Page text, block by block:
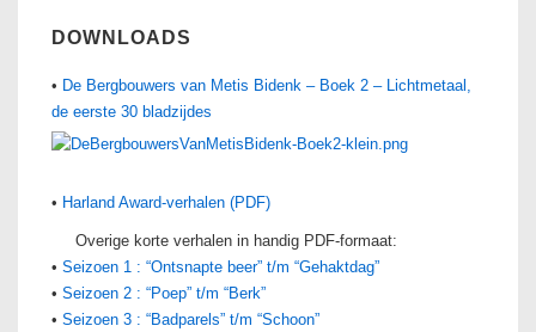
DOWNLOADS
• De Bergbouwers van Metis Bidenk – Boek 2 – Lichtmetaal,
de eerste 30 bladzijdes
• Harland Award-verhalen (PDF)
Overige korte verhalen in handig PDF-formaat:
• Seizoen 1 : “Ontsnapte beer” t/m “Gehaktdag”
• Seizoen 2 : “Poep” t/m “Berk”
• Seizoen 3 : “Badparels” t/m “Schoon”